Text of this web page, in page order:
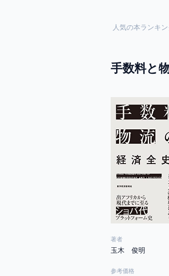
人気の本ランキ
手数料と
著者
玉木 俊明
参考価格